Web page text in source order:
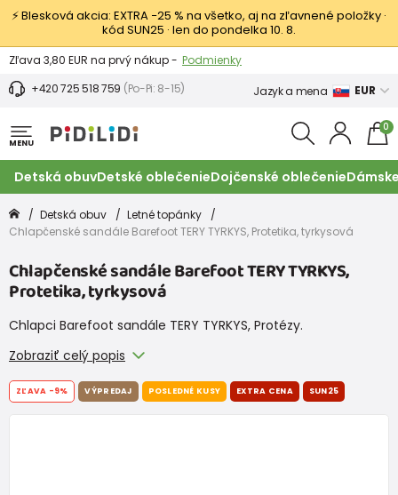
⚡ Blesková akcia: EXTRA −25 % na všetko, aj na zľavnené položky ·
kód SUN25 · len do pondelka 10. 8.
Výmena a vrátenie tovaru - Zobraziť
+420 725 518 759 (Po-Pi: 8-15) Jazyk a mena EUR
MENU
0
Detská obuvDetské oblečenieDojčenské oblečenie
Detská obuv
Letné topánky
Chlapčenské sandále Barefoot TERY TYRKYS, Protetika, tyrkysová
Chlapčenské sandále Barefoot TERY TYRKYS,
Protetika, tyrkysová
Chlapci Barefoot sandále TERY TYRKYS, Protézy.
Zobraziť celý popis
ZĽAVA -9% VÝPREDAJ POSLEDNÉ KUSY EXTRA CENA SUN25